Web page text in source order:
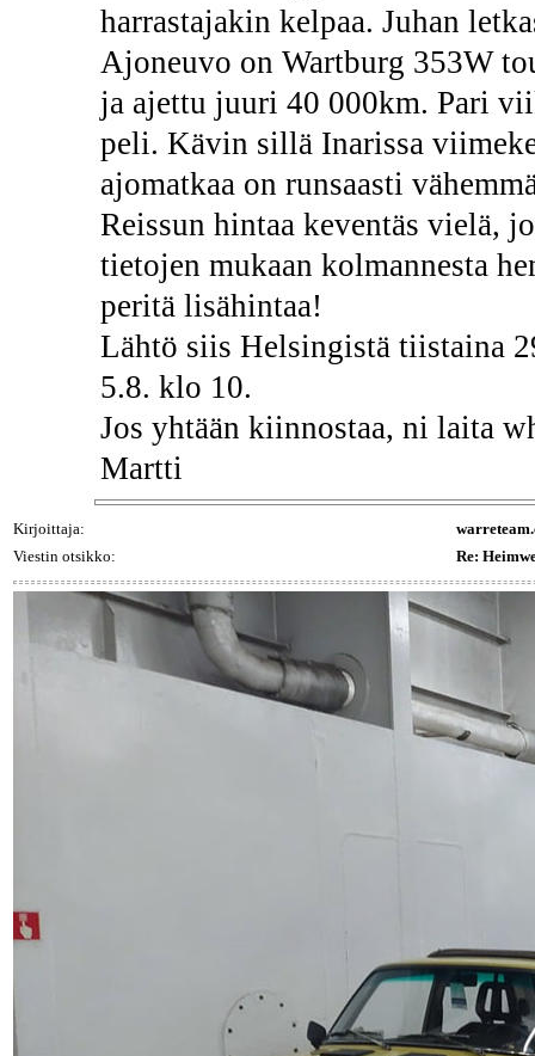
harrastajakin kelpaa. Juhan
Ajoneuvo on Wartburg 353W
ja ajettu juuri 40 000km. Pari
peli. Kävin sillä Inarissa
ajomatkaa on runsaasti
Reissun hintaa keventäs vielä,
tietojen mukaan kolmannesta
peritä lisähintaa!
Lähtö siis Helsingistä tiistaina
5.8. klo 10.
Jos yhtään kiinnostaa, ni laita
Martti
Kirjoittaja:
Viestin otsikko:
Re: